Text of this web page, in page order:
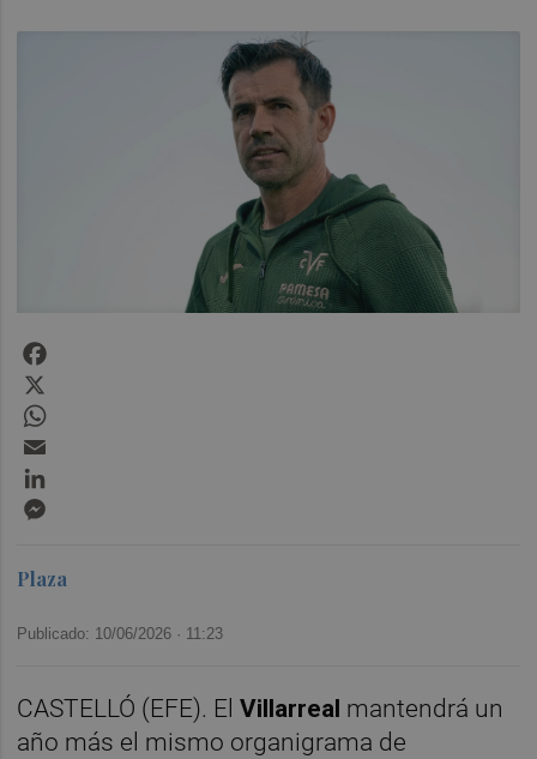
Plaza
Publicado: 10/06/2026 · 11:23
CASTELLÓ (EFE). ElVillarreal mantendrá un
año más el mismo organigrama de